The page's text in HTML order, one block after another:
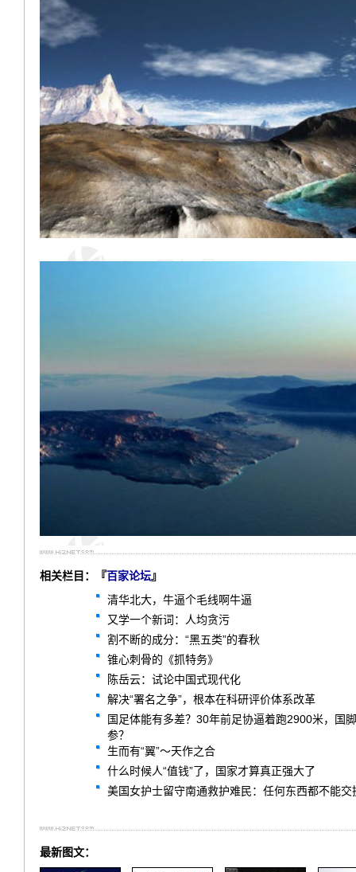
相关栏目：『百家论坛』
清华北大，牛逼个毛线啊牛逼
又学一个新词：人均贪污
割不断的成分：“黑五类”的春秋
锥心刺骨的《抓特务》
陈岳云：试论中国式现代化
解决“署名之争”，根本在科研评价体系改革
国足体能有多差？30年前足协逼着跑2900米，国
参？
生而有“翼”～天作之合
什么时候人“值钱”了，国家才算真正强大了
美国女护士留守南通救护难民：任何东西都不能交
最新图文：